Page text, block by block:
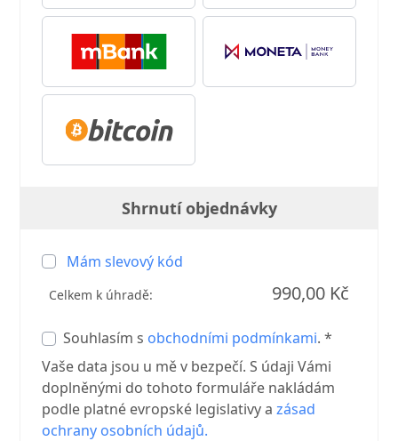
Shrnutí objednávky
Mám slevový kód
Celkem k úhradě: 990,00 Kč
Souhlasím s obchodními podmínkami. *
Vaše data jsou u mě v bezpečí. S údaji Vámi
doplněnými do tohoto formuláře nakládám
podle platné evropské legislativy azásad
ochrany osobních údajů.